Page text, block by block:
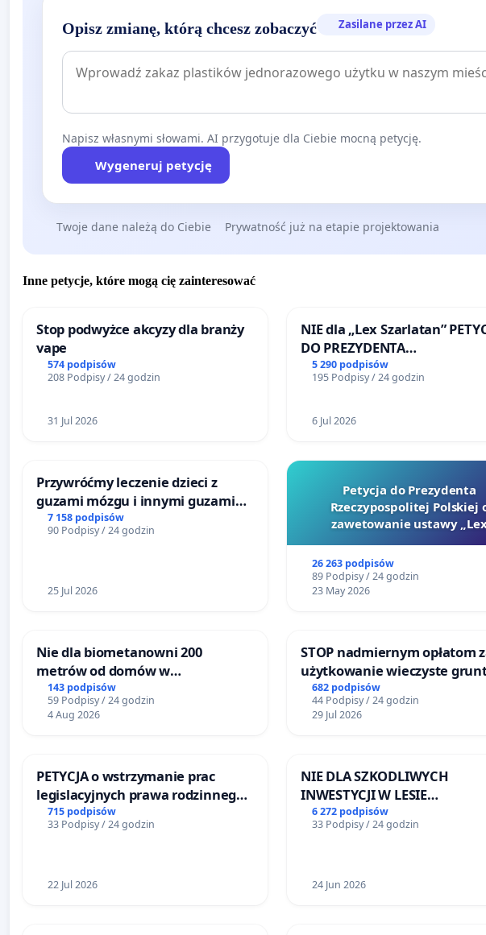
Opisz zmianę, którą chcesz zobaczyć Zasilane przez AI
Napisz własnymi słowami. AI przygotuje dla Ciebie mocną petycję.
Wygeneruj petycję
Twoje dane należą do Ciebie Prywatność już na etapie projektowania
Inne petycje, które mogą cię zainteresować
Stop podwyżce akcyzy dla branży
vape
574 podpisów
208 Podpisy / 24 godzin
31 Jul 2026
NIE dla „Lex Szarlatan”
DO PREZYDENTA
RZECZYPOSPOLITEJ POLSKIEJ
5 290 podpisów
195 Podpisy / 24 godzin
6 Jul 2026
Przywróćmy leczenie dzieci z
guzami mózgu i innymi guzami
litymi do Górnośląskiego
Centrum Zdrowia Dziecka w
7 158 podpisów
90 Podpisy / 24 godzin
25 Jul 2026
Petycja do Prezydenta
Rzeczypospolitej Polskiej
zawetowanie ustawy
26 263 podpisów
89 Podpisy / 24 godzin
23 May 2026
Nie dla biometanowni 200
metrów od domów w
Biernatkach, gm. Wądroże
Wielkie
143 podpisów
59 Podpisy / 24 godzin
4 Aug 2026
STOP nadmiernym opłatom
użytkowanie wieczyste
zajmowanych przez rodzinne
ogrody działkowe.
682 podpisów
44 Podpisy / 24 godzin
29 Jul 2026
PETYCJA o wstrzymanie prac
legislacyjnych prawa rodzinnego
narażających ofiary przemocy
715 podpisów
33 Podpisy / 24 godzin
22 Jul 2026
NIE DLA SZKODLIWYCH
INWESTYCJI W LESIE
ŁAGIEWNICKIM I ARTURÓWKU
6 272 podpisów
33 Podpisy / 24 godzin
24 Jun 2026